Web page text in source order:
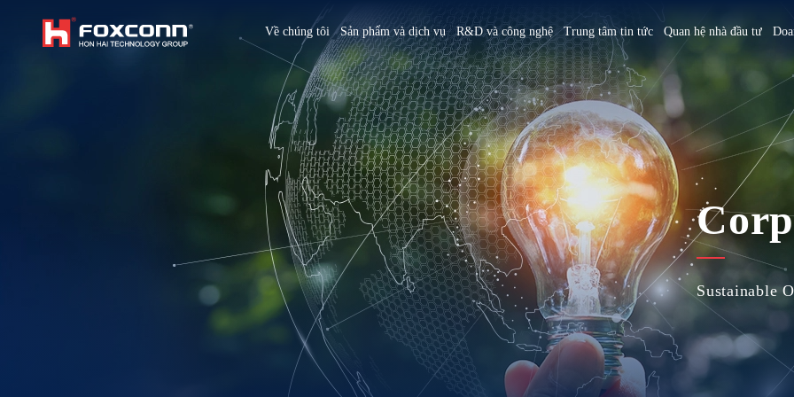
Về chúng tôi
Giới thiệu
Sứ mệnh, tầm nhìn và giá trị cốt lõi
Tổng quan về Tập đoàn
Nhà sáng lập
Chủ tịch Hội đồng quản trị
Sự kiện lớn của Tập đoàn
Địa điểm hoạt động
Sản phẩm và dịch vụ
Sản phẩm và dịch vụ
3+3=∞
Sự kiện nổi bật
Phân bố ngành nghề và công nghệ
R&D và công nghệ
Bằng sáng chế và giải thưởng
Tổng quan
Viện nghiên cứu Hồng Hải
Tổng quan
Viện nghiên cứu và phát triển MIH
Giới thiệu liên minh xe điện mở MIH
Tham gia cùng chúng tôi
Trung tâm tin tức
Sự kiện
Hoạt động công ty
CSR
Tham quan nhà xưởng
Nhà xưởng Việt Nam
Truyền thông xã hội
Facebook
Quan hệ nhà đầu tư
Tổng quan
Tầm nhìn và mục tiêu chiến lược ESG
Hưởng ứng sáng kiến quốc tế
Thông điệp từ Chủ tịch Hội đồng quản
trị và Ủy ban Phát triển bền vững
Tình hình thực hiện thúc đẩy phát
triển bền vững
Các bên liên quan
English
Asia
China 简体中文
Vietnam Tiếng Việt
America
U.S.
Mexico
Sustainable